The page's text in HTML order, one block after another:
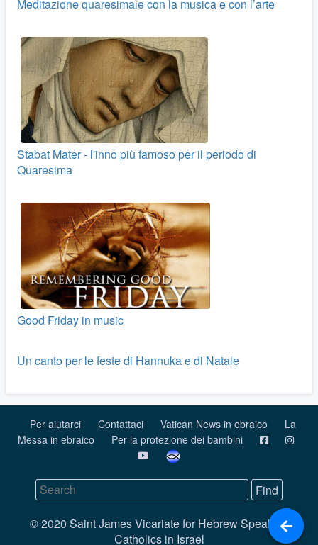
Meditazione quaresimale con la musica e con l’arte
Stabat Mater - l'inno più famoso per il periodo di
Quaresima
Good Friday in music
Un canto per le feste di Hannuka e di Natale
Per aiutarci Contattaci Vatican News in ebraico
La
Messa in ebraico
Per la protezione dei bambini
© 2020 Saint James Vicariate for Hebrew Speaking
Catholics in Israel